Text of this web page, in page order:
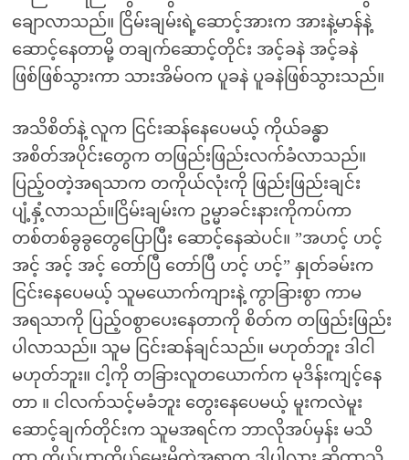
ချောလာသည်။ ငြိမ်းချမ်းရဲ့ဆောင့်အားက အားနဲ့မာန်နဲ့
ဆောင့်နေတာမို့ တချက်ဆောင့်တိုင်း အင့်ခနဲ အင့်ခနဲ
ဖြစ်ဖြစ်သွားကာ သားအိမ်ဝက ပူခနဲ ပူခနဲဖြစ်သွားသည်။
အသိစိတ်နဲ့ လူက ငြင်းဆန်နေပေမယ့် ကိုယ်ခန္ဓာ
အစိတ်အပိုင်းတွေက တဖြည်းဖြည်းလက်ခံလာသည်။
ပြည့်ဝတဲ့အရသာက တကိုယ်လုံးကို ဖြည်းဖြည်းချင်း
ပျံ့နှံ့လာသည်။ငြိမ်းချမ်းက ဥမ္မာခင်းနားကိုကပ်ကာ
တစ်တစ်ခွခွတွေပြောပြီး ဆောင့်နေဆဲပင်။ ”အဟင့် ဟင့်
အင့် အင့် အင့် တော်ပြီ တော်ပြီ ဟင့် ဟင့်” နှုတ်ခမ်းက
ငြင်းနေပေမယ့် သူမယောက်ကျားနဲ့ ကွာခြားစွာ ကာမ
အရသာကို ပြည့်ဝစွာပေးနေတာကို စိတ်က တဖြည်းဖြည်း
ပါလာသည်။ သူမ ငြင်းဆန်ချင်သည်။ မဟုတ်ဘူး ဒါငါ
မဟုတ်ဘူး။ ငါ့ကို တခြားလူတယောက်က မုဒိန်းကျင့်နေ
တာ ။ ငါလက်သင့်မခံဘူး တွေးနေပေမယ့် မူးကလဲမူး
ဆောင့်ချက်တိုင်းက သူမအရင်က ဘာလိုအပ်မှန်း မသိ